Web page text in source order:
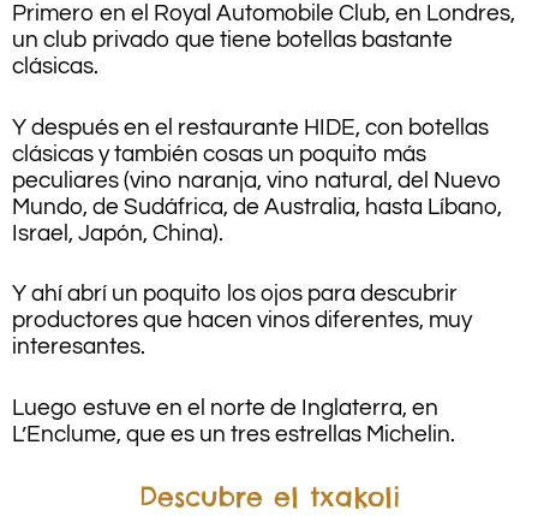
Primero en el Royal Automobile Club, en Londres,
un club privado que tiene botellas bastante
clásicas.
Y después en el restaurante HIDE, con botellas
clásicas y también cosas un poquito más
peculiares (vino naranja, vino natural, del Nuevo
Mundo, de Sudáfrica, de Australia, hasta Líbano,
Israel, Japón, China).
Y ahí abrí un poquito los ojos para descubrir
productores que hacen vinos diferentes, muy
interesantes.
Luego estuve en el norte de Inglaterra, en
L’Enclume, que es un tres estrellas Michelin.
Descubre el txakoli